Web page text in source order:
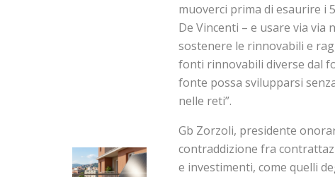
muoverci prima di esaurire i
De Vincenti – e usare via
sostenere le rinnovabili e
fonti rinnovabili diverse dal
fonte possa svilupparsi
nelle reti”.
Gb Zorzoli, presidente
contraddizione fra
e investimenti, come quelli